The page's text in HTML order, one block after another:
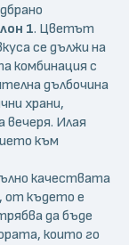
1. Цветът
се дължи на
комбинация с
дълбочина
храни,
вечеря. Илая
към
качествата
от където е
да бъде
които го